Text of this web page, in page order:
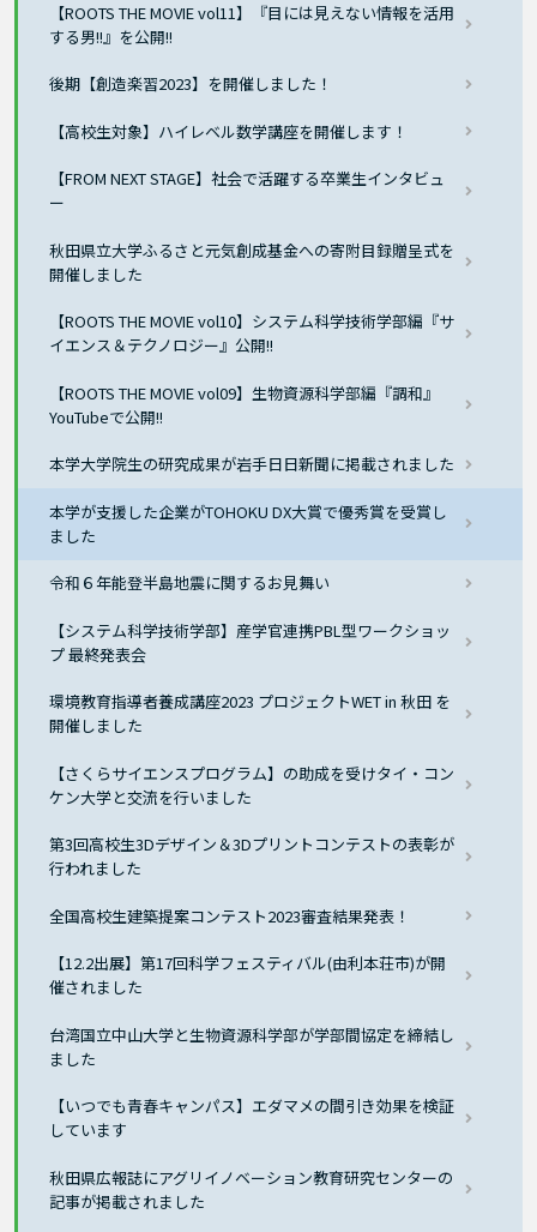
【ROOTS THE MOVIE vol11】『目には見えない情報を活用
する男!!』を公開!!
後期【創造楽習2023】を開催しました！
【高校生対象】ハイレベル数学講座を開催します！
【FROM NEXT STAGE】社会で活躍する卒業生インタビュ
ー
秋田県立大学ふるさと元気創成基金への寄附目録贈呈式を
開催しました
【ROOTS THE MOVIE vol10】システム科学技術学部編『サ
イエンス＆テクノロジー』公開!!
【ROOTS THE MOVIE vol09】生物資源科学部編『調和』
YouTubeで公開!!
本学大学院生の研究成果が岩手日日新聞に掲載されました
本学が支援した企業がTOHOKU DX大賞で優秀賞を受賞し
ました
令和６年能登半島地震に関するお見舞い
【システム科学技術学部】産学官連携PBL型ワークショッ
プ 最終発表会
環境教育指導者養成講座2023 プロジェクトWET in 秋田 を
開催しました
【さくらサイエンスプログラム】の助成を受けタイ・コン
ケン大学と交流を行いました
第3回高校生3Dデザイン＆3Dプリントコンテストの表彰が
行われました
全国高校生建築提案コンテスト2023審査結果発表！
【12.2出展】第17回科学フェスティバル(由利本荘市)が開
催されました
台湾国立中山大学と生物資源科学部が学部間協定を締結し
ました
【いつでも青春キャンパス】エダマメの間引き効果を検証
しています
秋田県広報誌にアグリイノベーション教育研究センターの
記事が掲載されました